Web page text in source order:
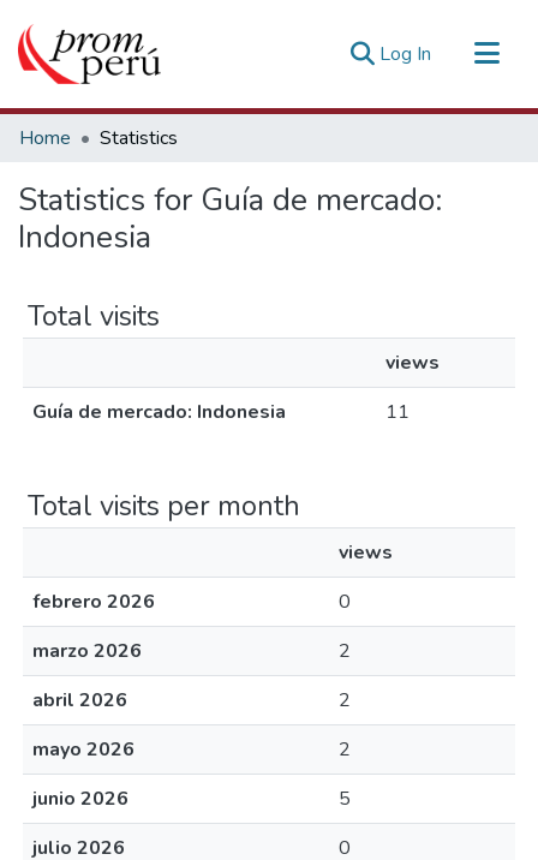
Log In (current)
Communities & Collections
Estadísticas Externas
Home Statistics
Statistics for Guía de mercado:
Indonesia
Total visits
views
Guía de mercado: Indonesia
11
Total visits per month
views
febrero 2026
0
marzo 2026
2
abril 2026
2
mayo 2026
2
junio 2026
5
julio 2026
0